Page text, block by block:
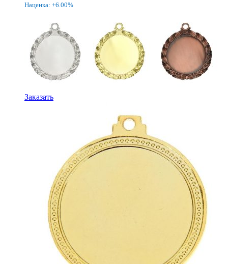
Наценка: +6.00%
ЗаказатьЭтот
можно
выбрать
на
странице
товара.